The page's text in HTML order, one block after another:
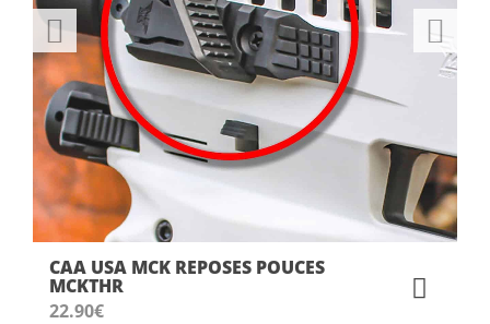
CAA USA MCK REPOSES POUCES
MCKTHR
22.90€